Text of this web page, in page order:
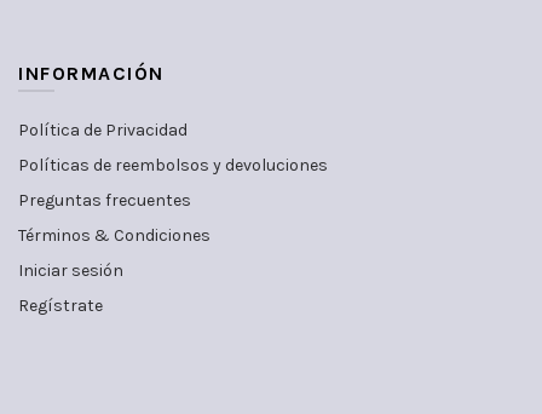
INFORMACIÓN
Política de Privacidad
Políticas de reembolsos y devoluciones
Preguntas frecuentes
Términos & Condiciones
Iniciar sesión
Regístrate